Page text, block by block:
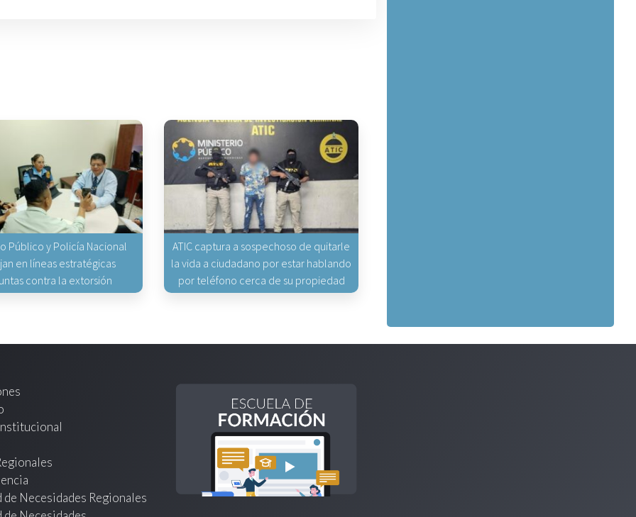
Público y Policía Nacional
en líneas estratégicas
contra la extorsión
ATIC captura a sospechoso de quitarle
la vida a ciudadano por estar hablando
por teléfono cerca de su propiedad
Necesidades Regionales